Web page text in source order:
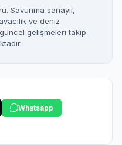
Savunma sanayii,
ve deniz
gelişmeleri takip
Whatsapp